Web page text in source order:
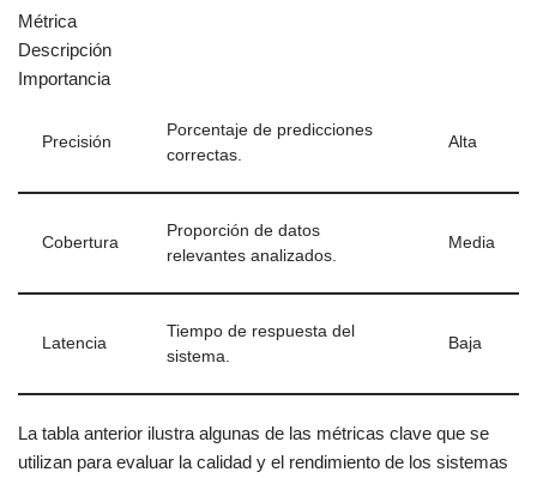
Métrica
Descripción
Importancia
Precisión
Porcentaje de predicciones
correctas.
Alta
Cobertura
Proporción de datos
relevantes analizados.
Media
Latencia
Tiempo de respuesta del
sistema.
Baja
La tabla anterior ilustra algunas de las métricas clave que se
utilizan para evaluar la calidad y el rendimiento de los sistemas